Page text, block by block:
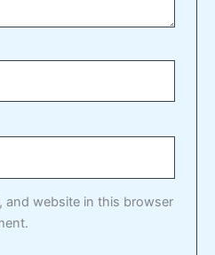
and website in this browser